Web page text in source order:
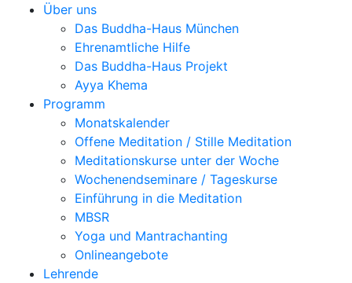
Über uns
Das Buddha-Haus München
Ehrenamtliche Hilfe
Das Buddha-Haus Projekt
Ayya Khema
Programm
Monatskalender
Offene Meditation / Stille Meditation
Meditationskurse unter der Woche
Wochenendseminare / Tageskurse
Einführung in die Meditation
MBSR
Yoga und Mantrachanting
Onlineangebote
Lehrende